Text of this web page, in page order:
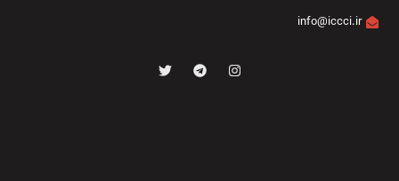
info@iccci.ir